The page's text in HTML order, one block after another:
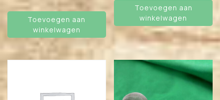
Toevoegen aan
winkelwagen
Toevoegen aan
winkelwagen